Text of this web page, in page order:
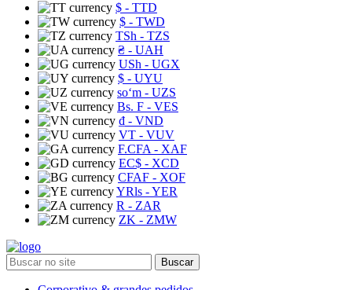
$ - TTD
$ - TWD
TSh - TZS
₴ - UAH
USh - UGX
$ - UYU
soʻm - UZS
Bs. F - VES
₫ - VND
VT - VUV
F.CFA - XAF
EC$ - XCD
CFAF - XOF
YRls - YER
R - ZAR
ZK - ZMW
Buscar